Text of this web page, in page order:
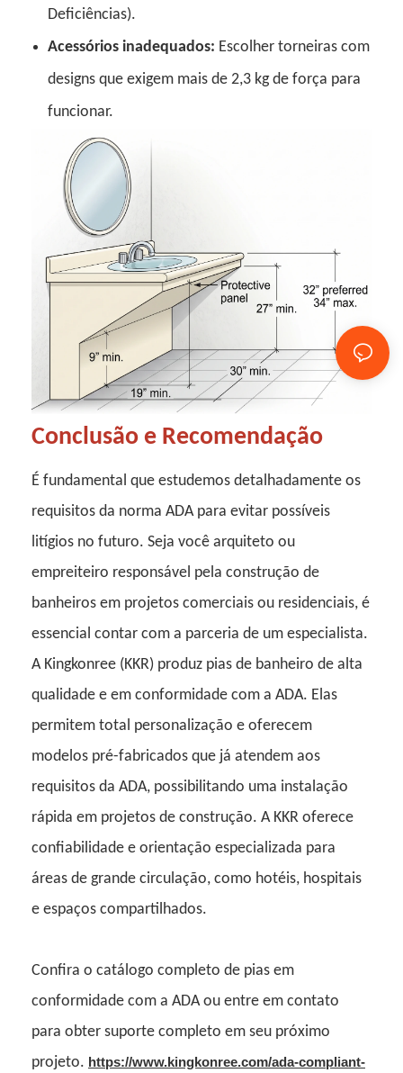
Deficiências).
Acessórios inadequados: Escolher torneiras com
designs que exigem mais de 2,3 kg de força para
funcionar.
Conclusão e Recomendação
É fundamental que estudemos detalhadamente os
requisitos da norma ADA para evitar possíveis
litígios no futuro. Seja você arquiteto ou
empreiteiro responsável pela construção de
banheiros em projetos comerciais ou residenciais, é
essencial contar com a parceria de um especialista.
A Kingkonree (KKR) produz pias de banheiro de alta
qualidade e em conformidade com a ADA. Elas
permitem total personalização e oferecem
modelos pré-fabricados que já atendem aos
requisitos da ADA, possibilitando uma instalação
rápida em projetos de construção. A KKR oferece
confiabilidade e orientação especializada para
áreas de grande circulação, como hotéis, hospitais
e espaços compartilhados.
Confira o catálogo completo de pias em
conformidade com a ADA ou entre em contato
para obter suporte completo em seu próximo
projeto. https://www.kingkonree.com/ada-compliant-